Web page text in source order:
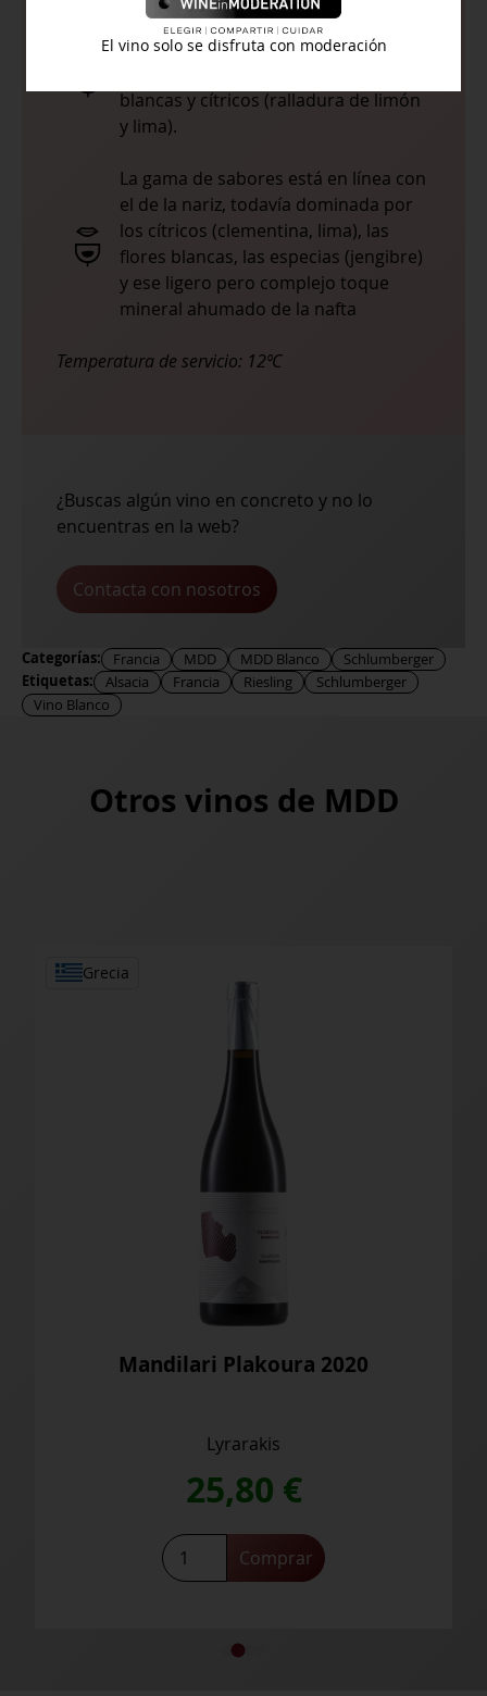
En nariz es marcado, agradable e
intenso. Percibimos un dominante de
blancas y cítricos (ralladura de limón
y lima).
La gama de sabores está en línea con
el de la nariz, todavía dominada por
los cítricos (clementina, lima), las
flores blancas, las especias (jengibre)
y ese ligero pero complejo toque
mineral ahumado de la nafta
Temperatura de servicio: 12ºC
¿Buscas algún vino en concreto y no lo
encuentras en la web?
Contacta con nosotros
Categorías: Francia MDD MDD Blanco Schlumberger
Etiquetas: Alsacia Francia Riesling
Schlumberger
Vino Blanco
Otros vinos de MDD
Plakoura 2020
El vino solo se disfruta con moderación